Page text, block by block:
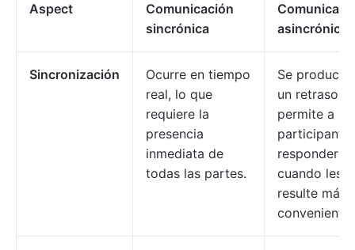
Aspect
Comunicación
sincrónica
asincrónica
Sincronización
Ocurre en tiempo
real, lo que
requiere la
presencia
inmediata de
todas las partes.
Se produce
un retraso,
permite a los
responder
cuando les
resulte más
conveniente.